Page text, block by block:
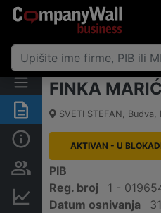
Sažetak
Osobe i vlasništvo
Finansijski podaci
FINKA MARIĆ
SVETI STEFAN, Budva,
AKTIVAN - U
PIB
Reg. broj
1 -
Datum osnivanja